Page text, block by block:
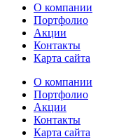
О компании
Портфолио
Акции
Контакты
Карта сайта
О компании
Портфолио
Акции
Контакты
Карта сайта